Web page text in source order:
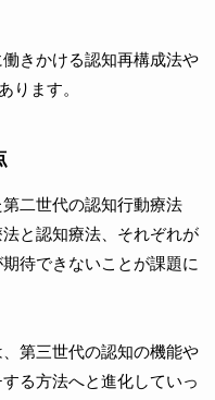
きかける認知再構成法や
ります。
二世代の認知行動療法
と認知療法、それぞれが
待できないことが課題に
第三世代の認知の機能や
る方法へと進化していっ